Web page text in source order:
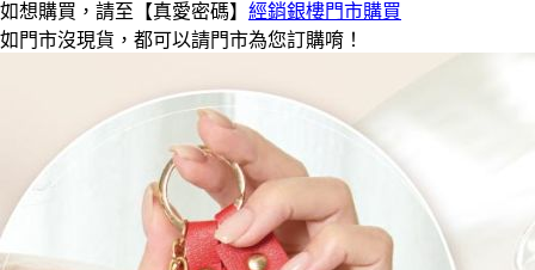
如想購買，請至【真愛密碼】 經銷銀樓門市購買
如門市沒現貨，都可以請門市為您訂購唷！